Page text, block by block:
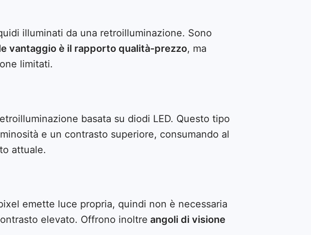
illuminati da una retroilluminazione. Sono
vantaggio è il rapporto qualità-prezzo, ma
limitati.
basata su diodi LED. Questo tipo
e un contrasto superiore, consumando al
attuale.
emette luce propria, quindi non è necessaria
elevato. Offrono inoltre angoli di visione